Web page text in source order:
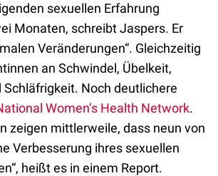
sexuellen Erfahrung
Monaten, schreibt Jaspers. Er
Veränderungen“. Gleichzeitig
an Schwindel, Übelkeit,
Schläfrigkeit. Noch deutlichere
Women’s Health Network.
zeigen mittlerweile, dass neun von
Verbesserung ihres sexuellen
heißt es in einem Report.